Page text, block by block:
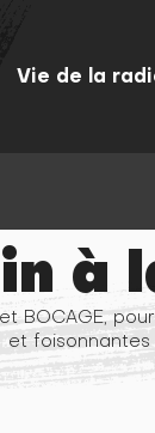
Vie de la
à
BOCAGE,
et foisonnantes